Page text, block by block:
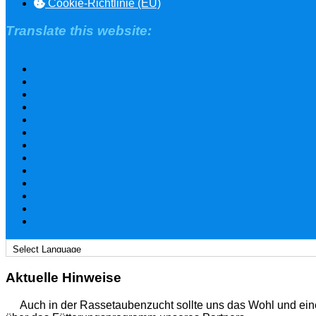
Cookie-Richtlinie (EU)
Translate this website:
Aktuelle Hinweise
Auch in der Rassetaubenzucht sollte uns das Wohl und